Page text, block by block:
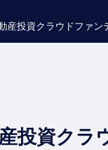
投資ク